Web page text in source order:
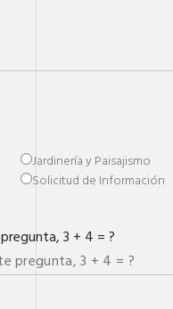
Jardinería y Paisajismo
Solicitud de Información
3 + 4 = ?